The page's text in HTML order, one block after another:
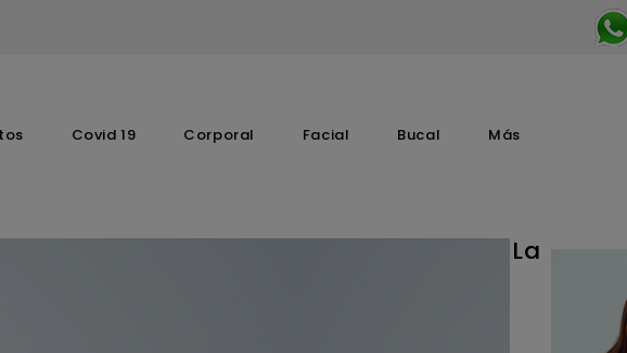
Covid 19 Corporal Facial Bucal Más
La